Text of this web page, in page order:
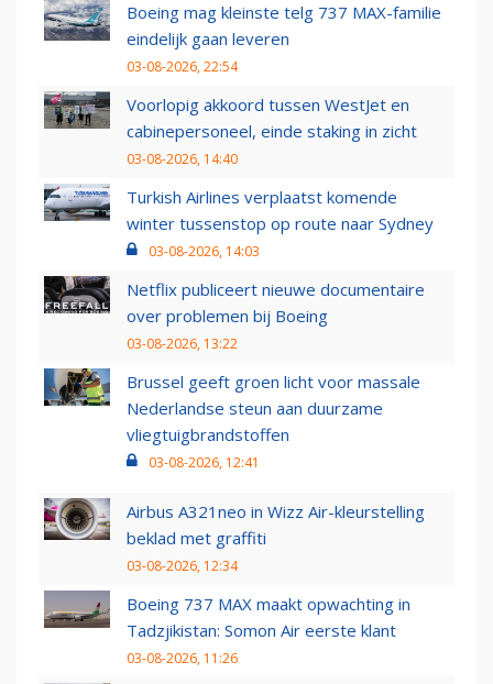
Boeing mag kleinste telg 737 MAX-familie
eindelijk gaan leveren
03-08-2026, 22:54
Voorlopig akkoord tussen WestJet en
cabinepersoneel, einde staking in zicht
03-08-2026, 14:40
Turkish Airlines verplaatst komende
winter tussenstop op route naar Sydney
03-08-2026, 14:03
Netflix publiceert nieuwe documentaire
over problemen bij Boeing
03-08-2026, 13:22
Brussel geeft groen licht voor massale
Nederlandse steun aan duurzame
vliegtuigbrandstoffen
03-08-2026, 12:41
Airbus A321neo in Wizz Air-kleurstelling
beklad met graffiti
03-08-2026, 12:34
Boeing 737 MAX maakt opwachting in
Tadzjikistan: Somon Air eerste klant
03-08-2026, 11:26